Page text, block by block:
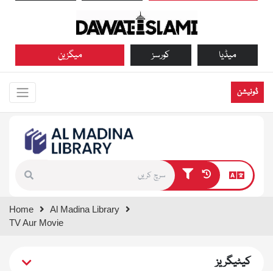
میگزین کورسز میڈیا
ڈونیشن
results.
Home
Al Madina Library
TV Aur Movie
کیٹیگریز